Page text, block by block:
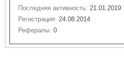
Последняя активность: 21.01.2019
Регистрация: 24.08.2014
Рефералы: 0